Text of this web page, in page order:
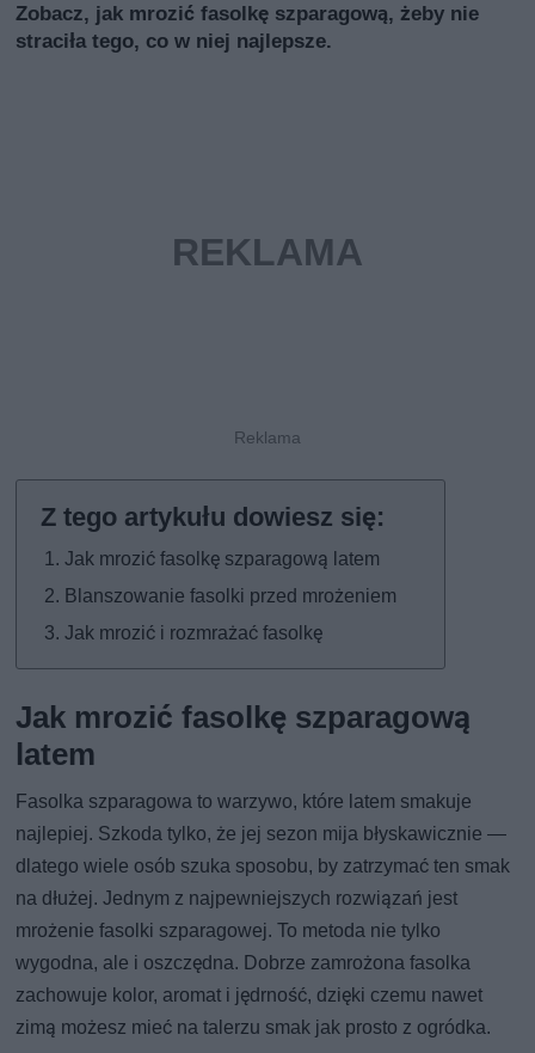
Zobacz, jak mrozić fasolkę szparagową, żeby nie
straciła tego, co w niej najlepsze.
Jak mrozić fasolkę szparagową latem
Blanszowanie fasolki przed mrożeniem
Jak mrozić i rozmrażać fasolkę
Jak mrozić fasolkę szparagową
latem
Fasolka szparagowa to warzywo, które latem smakuje
najlepiej. Szkoda tylko, że jej sezon mija błyskawicznie —
dlatego wiele osób szuka sposobu, by zatrzymać ten smak
na dłużej. Jednym z najpewniejszych rozwiązań jest
mrożenie fasolki szparagowej. To metoda nie tylko
wygodna, ale i oszczędna. Dobrze zamrożona fasolka
zachowuje kolor, aromat i jędrność, dzięki czemu nawet
zimą możesz mieć na talerzu smak jak prosto z ogródka.